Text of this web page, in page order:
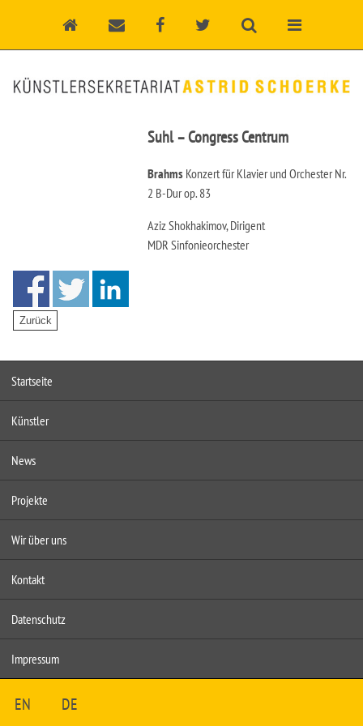
Suhl – Congress Centrum
Brahms Konzert für Klavier und Orchester Nr.
2 B-Dur op. 83
Aziz Shokhakimov, Dirigent
MDR Sinfonieorchester
Startseite
Künstler
News
Projekte
Wir über uns
Kontakt
Datenschutz
Impressum
EN DE